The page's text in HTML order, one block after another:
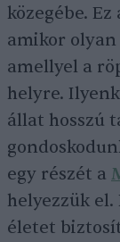
közegébe.
amikor
amellyel a
helyre.
állat hosszú
egy részét a
helyezzük
életet